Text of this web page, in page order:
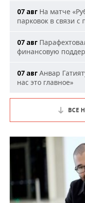
07 авг На матче
парковок в связи
07 авг
финансовую
07 авг Анвар
нас это главное»
ВСЕ